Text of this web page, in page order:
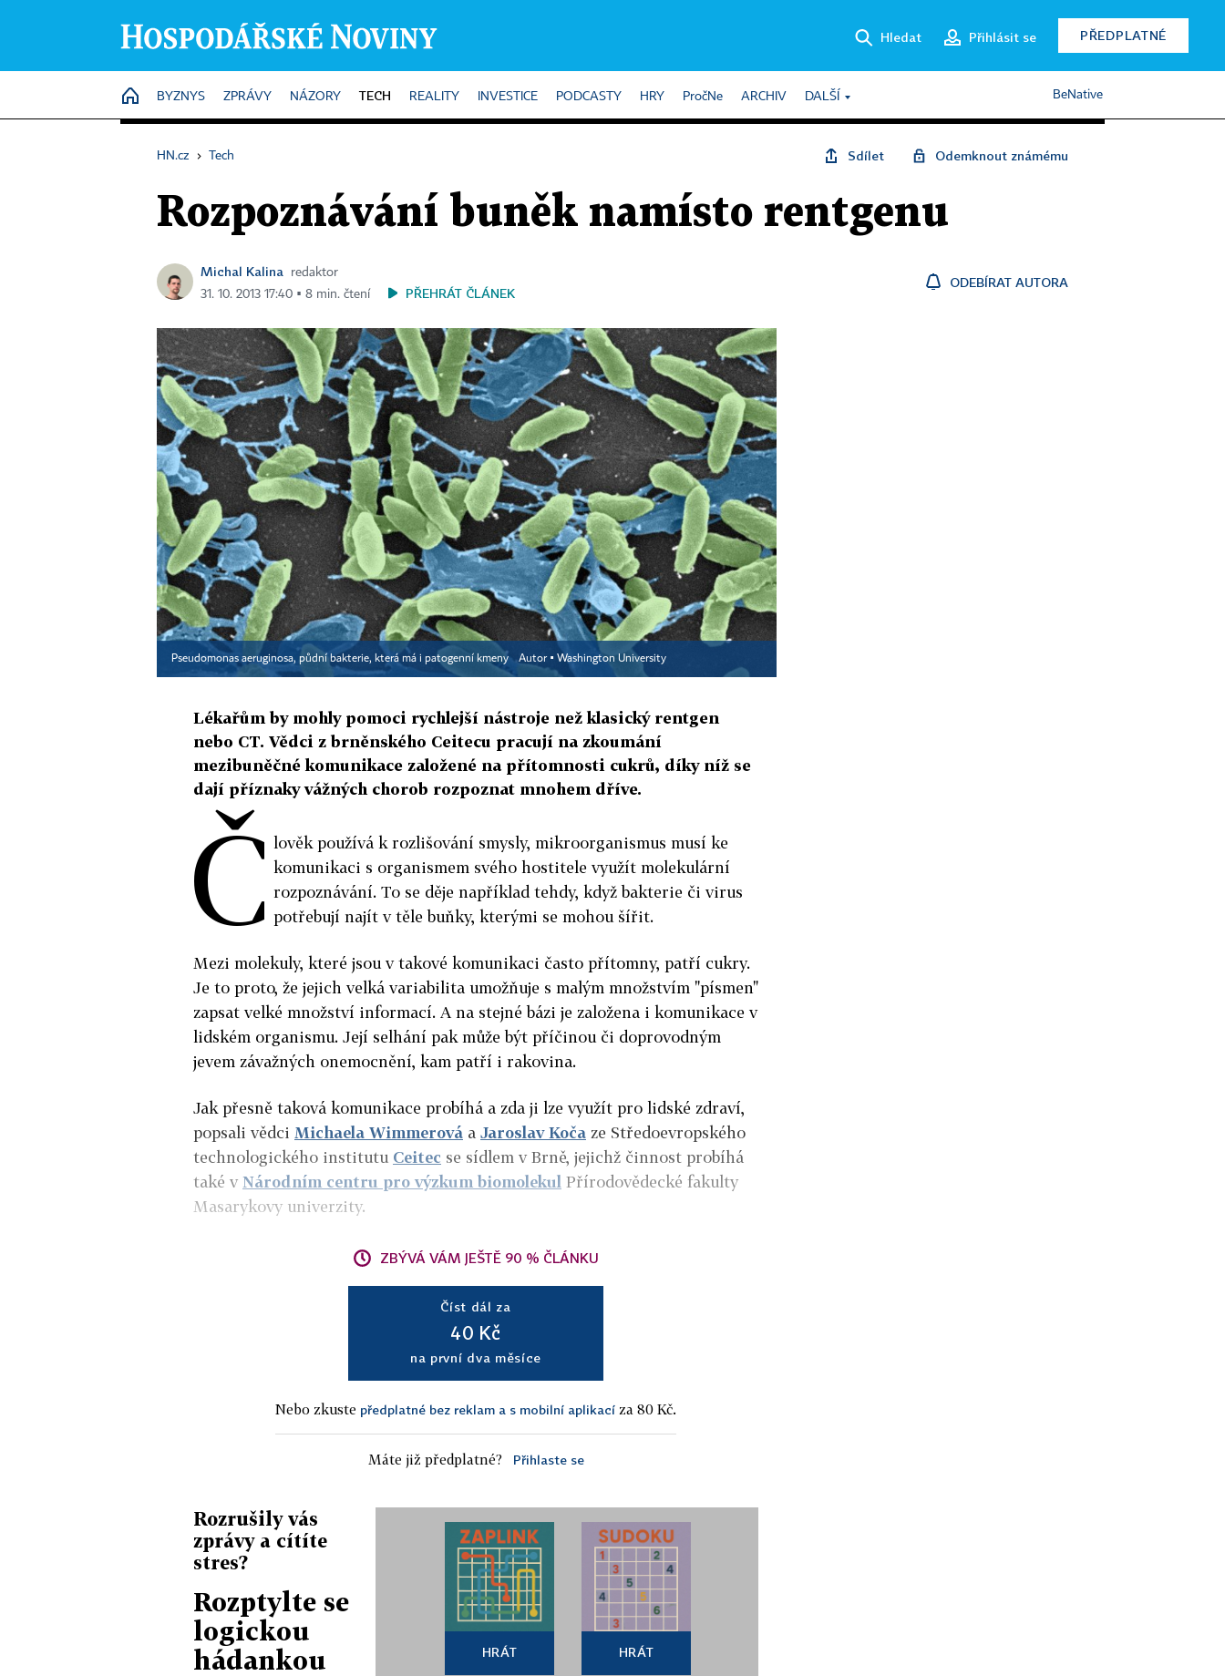
Hledat Přihlásit se PŘEDPLATNÉ
HOME
BYZNYS ZPRÁVY NÁZORY TECH REALITY INVESTICE PODCASTY HRY PročNe ARCHIV DALŠÍ BeNative
HN.cz › Tech Sdílet Odemknout známému
Rozpoznávání buněk namísto rentgenu
Michal Kalina
redaktor
31. 10. 2013 17:40 ▪ 8 min. čtení
PŘEHRÁT ČLÁNEK
ODEBÍRAT AUTORA
Pseudomonas aeruginosa, půdní bakterie, která má i patogenní kmeny Autor ▪ Washington University
Lékařům by mohly pomoci rychlejší nástroje než klasický rentgen
nebo CT. Vědci z brněnského Ceitecu pracují na zkoumání
mezibuněčné komunikace založené na přítomnosti cukrů, díky níž se
dají příznaky vážných chorob rozpoznat mnohem dříve.
Č lověk používá k rozlišování smysly, mikroorganismus musí ke
komunikaci s organismem svého hostitele využít molekulární
rozpoznávání. To se děje například tehdy, když bakterie či virus
potřebují najít v těle buňky, kterými se mohou šířit.
Mezi molekuly, které jsou v takové komunikaci často přítomny, patří cukry.
Je to proto, že jejich velká variabilita umožňuje s malým množstvím "písmen"
zapsat velké množství informací. A na stejné bázi je založena i komunikace v
lidském organismu. Její selhání pak může být příčinou či doprovodným
jevem závažných onemocnění, kam patří i rakovina.
Jak přesně taková komunikace probíhá a zda ji lze využít pro lidské zdraví,
popsali vědci Michaela Wimmerová a Jaroslav Koča ze Středoevropského
technologického institutu Ceitec se sídlem v Brně, jejichž činnost probíhá
také v Národním centru pro výzkum biomolekul Přírodovědecké fakulty
Masarykovy univerzity.
ZBÝVÁ VÁM JEŠTĚ 90 % ČLÁNKU
Číst dál za
40 Kč
na první dva měsíce
Nebo zkuste předplatné bez reklam a s mobilní aplikací za 80 Kč.
Máte již předplatné? Přihlaste se
Rozrušily vás
zprávy a cítíte
stres?
Rozptylte se
logickou
hádankou
HRÁT HRÁT